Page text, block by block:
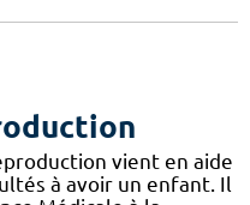
vient en aide
à avoir un enfant. Il